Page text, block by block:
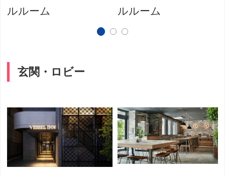
ルルーム
ルルーム
玄関・ロビー